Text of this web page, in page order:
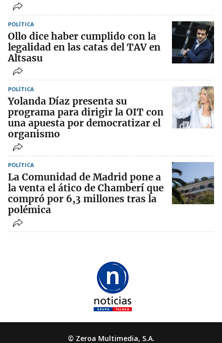
POLÍTICA
Ollo dice haber cumplido con la
legalidad en las catas del TAV en
Altsasu
POLÍTICA
Yolanda Díaz presenta su
programa para dirigir la OIT con
una apuesta por democratizar el
organismo
POLÍTICA
La Comunidad de Madrid pone a
la venta el ático de Chamberí que
compró por 6,3 millones tras la
polémica
© Zeroa Multimedia, S.A.